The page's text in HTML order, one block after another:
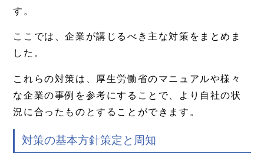
す。
ここでは、企業が講じるべき主な対策をまとめま
した。
これらの対策は、厚生労働省のマニュアルや様々
な企業の事例を参考にすることで、より自社の状
況に合ったものとすることができます。
対策の基本方針策定と周知